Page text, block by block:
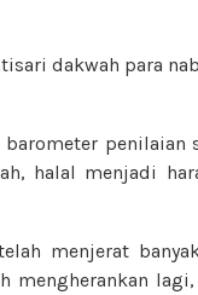
dakwah para
penilaian
halal menjadi
menjerat